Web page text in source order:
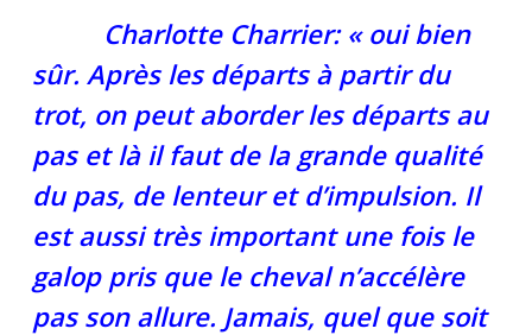
Charlotte Charrier: « oui bien
sûr. Après les départs à partir du
trot, on peut aborder les départs au
pas et là il faut de la grande qualité
du pas, de lenteur et d’impulsion. Il
est aussi très important une fois le
galop pris que le cheval n’accélère
pas son allure. Jamais, quel que soit